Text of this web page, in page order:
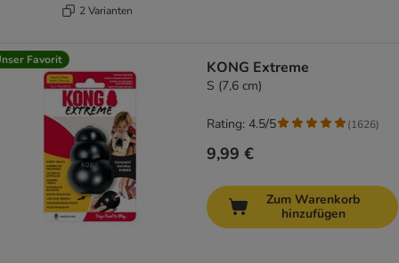
2 Varianten
Favorit KONG Extreme
S (7,6 cm)
9,99 €
Rating: 4.5/5 (1626)
Zum Warenkorb
hinzufügen